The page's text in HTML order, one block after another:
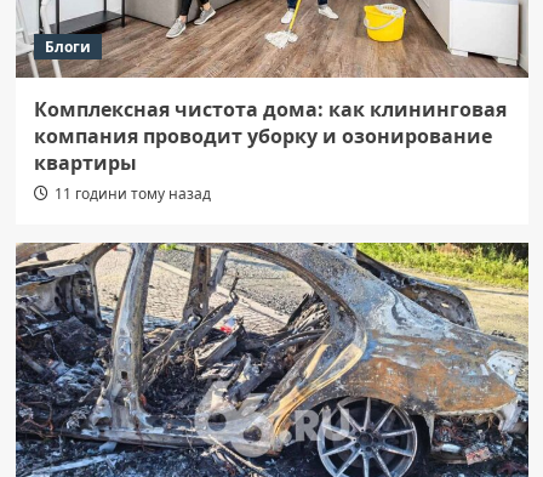
Блоги
Комплексная чистота дома: как клининговая
компания проводит уборку и озонирование
квартиры
11 години тому назад